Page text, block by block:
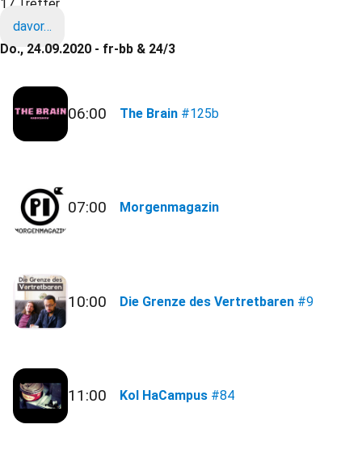
17 Treffer
davor…
Do., 24.09.2020 - fr-bb & 24/3
06:00 The Brain #125b
07:00 Morgenmagazin
10:00 Die Grenze des Vertretbaren #9
11:00 Kol HaCampus #84